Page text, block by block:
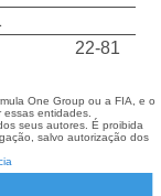
22-81
One Group ou a FIA, e o
entidades.
seus autores. É proibida
salvo autorização dos